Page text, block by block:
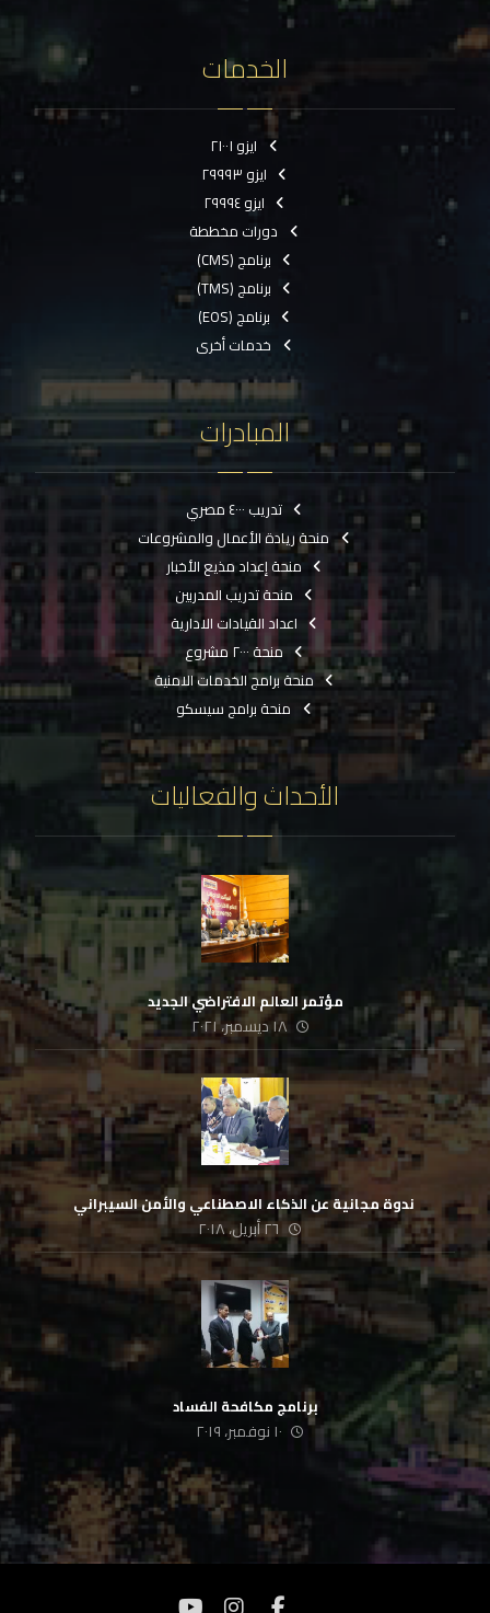
الخدمات
ايزو ٢١٠٠١
ايزو ٢٩٩٩٣
ايزو ٢٩٩٩٤
دورات مخططة
برنامج (CMS)
برنامج (TMS)
برنامج (EOS)
خدمات أخرى
المبادرات
تدريب ٤٠٠٠ مصري
منحة ريادة الأعمال والمشروعات
منحة إعداد مذيع الأخبار
منحة تدريب المدربين
اعداد القيادات الادارية
منحة ٢٠٠٠ مشروع
منحة برامج الخدمات الامنية
منحة برامج سيسكو
الأحداث والفعاليات
مؤتمر العالم الافتراضي الجديد
١٨ ديسمبر، ٢٠٢١
‏ ندوة مجانية عن الذكاء الاصطناعي والأمن السيبراني
٢٦ أبريل، ٢٠١٨
برنامج مكافحة الفساد
١٠ نوفمبر، ٢٠١٩